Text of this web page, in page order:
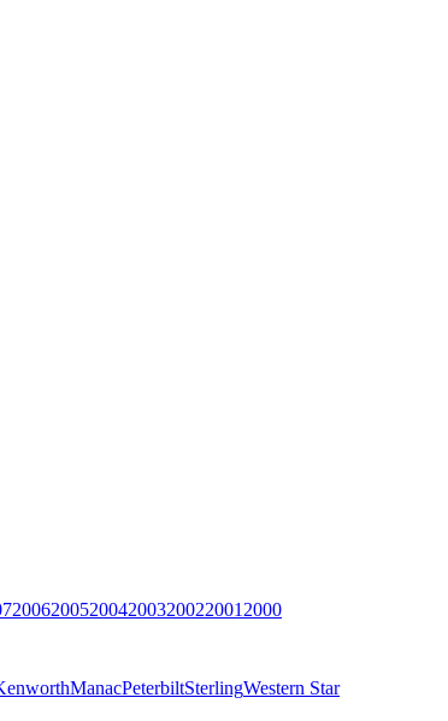
200620052004200320022001 2000
ManacPeterbiltSterlingWestern Star